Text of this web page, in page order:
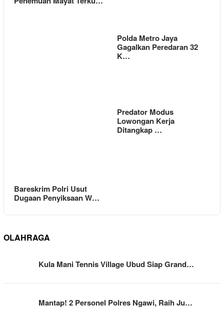
Polda Metro Jaya
Gagalkan Peredaran 32
K…
Bareskrim Polri Usut
Dugaan Penyiksaan W…
Predator Modus
Lowongan Kerja
Ditangkap …
OLAHRAGA
Kula Mani Tennis Village Ubud Siap Grand…
Mantap! 2 Personel Polres Ngawi, Raih Ju…